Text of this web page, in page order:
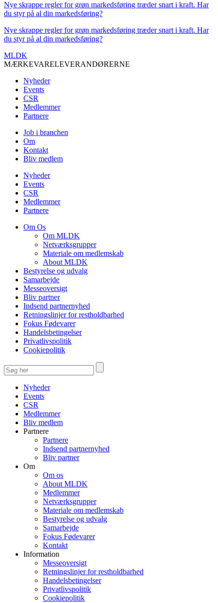
Nye skrappe regler for grøn markedsføring træder snart i kraft. Har
du styr på al din markedsføring?
Nye skrappe regler for grøn markedsføring træder snart i kraft. Har
du styr på al din markedsføring?
MLDK
MÆRKEVARELEVERANDØRERNE
Nyheder
Events
CSR
Medlemmer
Partnere
Job i branchen
Om
Kontakt
Bliv medlem
Nyheder
Events
CSR
Medlemmer
Partnere
Om Os
Om MLDK
Netværksgrupper
Materiale om medlemskab
About MLDK
Bestyrelse og udvalg
Samarbejde
Messeoversigt
Bliv partner
Indsend partnernyhed
Retningslinjer for restholdbarhed
Fokus Fødevarer
Handelsbetingelser
Privatlivspolitik
Cookiepolitik
Nyheder
Events
CSR
Medlemmer
Bliv medlem
Partnere
Partnere
Indsend partnernyhed
Bliv partner
Om
Om os
About MLDK
Medlemmer
Netværksgrupper
Materiale om medlemskab
Bestyrelse og udvalg
Samarbejde
Fokus Fødevarer
Kontakt
Information
Messeoversigt
Retningslinjer for restholdbarhed
Handelsbetingelser
Privatlivspolitik
Cookiepolitik